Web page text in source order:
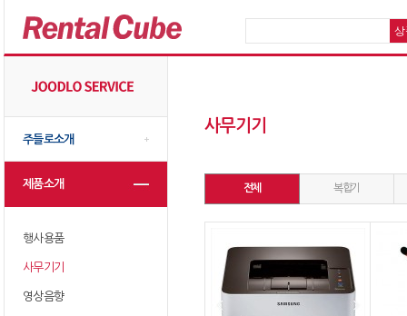
주들로소개
제품소개
행사용품
사무기기
영상음향
사무기기
전체 복합기